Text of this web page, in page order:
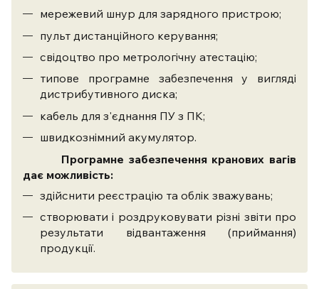
мережевий шнур для зарядного пристрою;
пульт дистанційного керування;
свідоцтво про метрологічну атестацію;
типове програмне забезпечення у вигляді
дистрибутивного диска;
кабель для з'єднання ПУ з ПК;
швидкознімний акумулятор.
Програмне забезпечення кранових вагів
дає можливість:
здійснити реєстрацію та облік зважувань;
створювати і роздруковувати різні звіти про
результати відвантаження (приймання)
продукції.